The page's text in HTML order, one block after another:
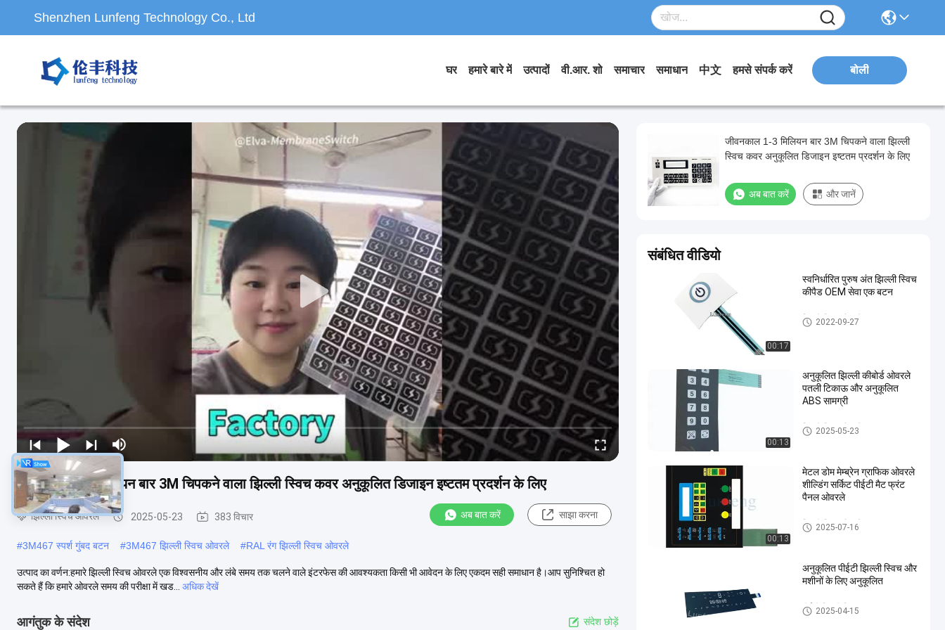
Shenzhen Lunfeng Technology Co., Ltd
घर हमारे बारे में उत्पादों वी.आर. शो समाचार समाधान 中文 हमसे संपर्क करें बोली
जीवनकाल 1-3 मिलियन बार 3M चिपकने वाला झिल्ली स्विच कवर अनुकूलित डिजाइन इष्टतम प्रदर्शन के लिए
झिल्ली स्विच ओवरले 2025-05-23 383 विचार अब बात करें साझा करना
#3M467 स्पर्श गुंबद बटन #3M467 झिल्ली स्विच ओवरले #RAL रंग झिल्ली स्विच ओवरले
उत्पाद का वर्णन:हमारे झिल्ली स्विच ओवरले एक विश्वसनीय और लंबे समय तक चलने वाले इंटरफेस की आवश्यकता किसी भी आवेदन के लिए एकदम सही समाधान है।आप सुनिश्चित हो
सकते हैं कि हमारे ओवरले समय की परीक्षा में खड...
अधिक देखें
आगंतुक के संदेश संदेश छोड़ें
जीवनकाल 1-3 मिलियन बार 3M चिपकने वाला झिल्ली
स्विच कवर अनुकूलित डिजाइन इष्टतम प्रदर्शन के लिए
अब बात करें और जानें
संबंधित वीडियो
00:17
स्वनिर्धारित पुरुष अंत झिल्ली स्विच
कीपैड OEM सेवा एक बटन
झिल्ली स्विच ओवरले
2022-09-27
00:13
अनुकूलित झिल्ली कीबोर्ड ओवरले
पतली टिकाऊ और अनुकूलित
ABS सामग्री
झिल्ली स्विच ओवरले
2025-05-23
00:13
मेटल डोम मेम्ब्रेन ग्राफिक ओवरले
शील्डिंग सर्किट पीईटी मैट फ्रंट
पैनल ओवरले
झिल्ली स्विच ओवरले
2025-07-16
अनुकूलित पीईटी झिल्ली स्विच और
मशीनों के लिए अनुकूलित
पीईटी झिल्ली स्विच
2025-04-15